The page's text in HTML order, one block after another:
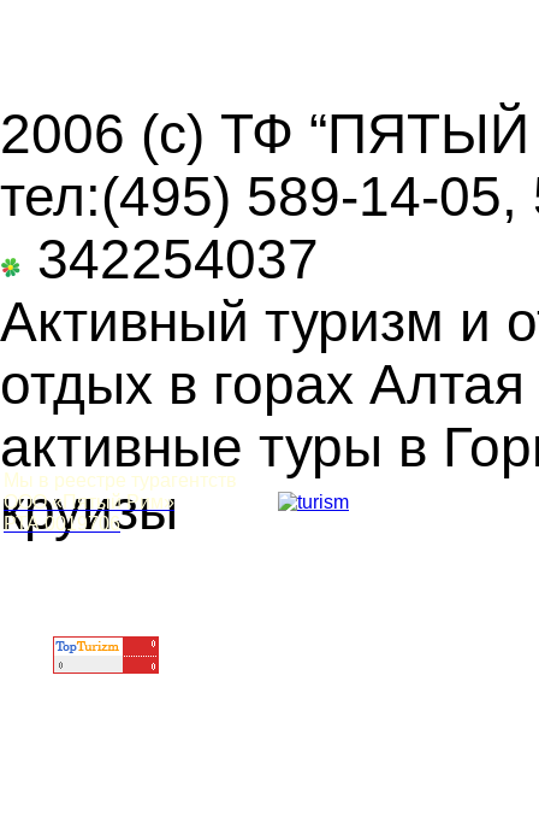
2006 (c) ТФ “ПЯТЫЙ
тел:(495) 589-14-05,
342254037
Активный туризм и
отдых в горах
активные туры в
круизы
Мы в реестре турагентств
ООО «Пятый Рим»
РТА 0019706